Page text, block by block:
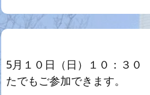
5月１０日（日）１０：３
たでもご参加できます。